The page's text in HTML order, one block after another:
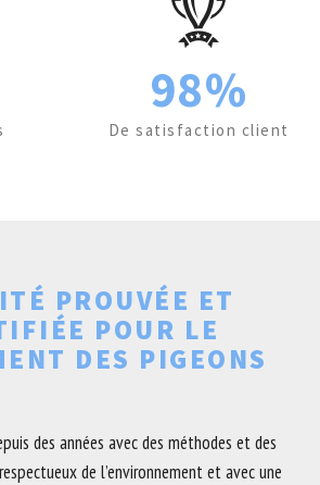
98%
De satisfaction client
PROUVÉE ET
POUR LE
DES PIGEONS
des années avec des méthodes et des
de l’environnement et avec une